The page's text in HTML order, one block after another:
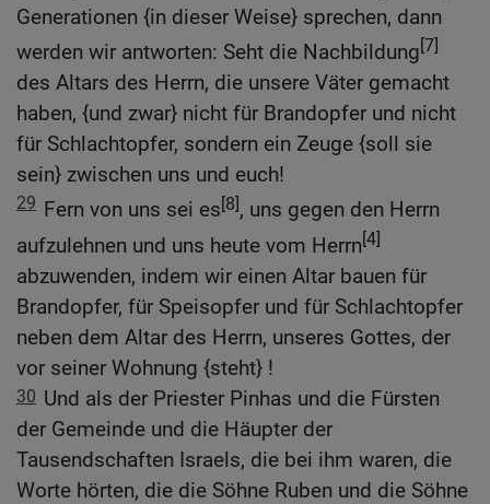
Generationen {in dieser Weise} sprechen, dann
werden wir antworten: Seht die Nachbildung[7]
des Altars des Herrn, die unsere Väter gemacht
haben, {und zwar} nicht für Brandopfer und nicht
für Schlachtopfer, sondern ein Zeuge {soll sie
sein} zwischen uns und euch!
29 Fern von uns sei es[8], uns gegen den Herrn
aufzulehnen und uns heute vom Herrn[4]
abzuwenden, indem wir einen Altar bauen für
Brandopfer, für Speisopfer und für Schlachtopfer
neben dem Altar des Herrn, unseres Gottes, der
vor seiner Wohnung {steht} !
30 Und als der Priester Pinhas und die Fürsten
der Gemeinde und die Häupter der
Tausendschaften Israels, die bei ihm waren, die
Worte hörten, die die Söhne Ruben und die Söhne